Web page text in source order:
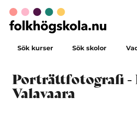
Sök kurser Sök skolor
Porträttfotografi -
Valavaara